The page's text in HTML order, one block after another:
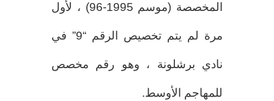
المخصصة (موسم 1995-96) ، لأول
مرة لم يتم تخصيص الرقم “9” في
نادي برشلونة ، وهو رقم مخصص
للمهاجم الأوسط.